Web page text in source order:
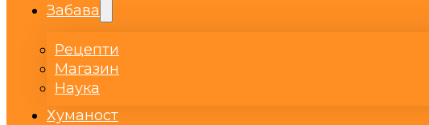
Забава
Рецепти
Магазин
Наука
Хуманост